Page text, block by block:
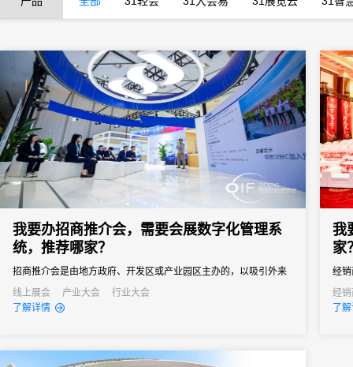
我要办招商推介会，需要会展数字化管理系
统，推荐哪家？
招商推介会是由地方政府、开发区或产业园区主办的，以吸引外来
投资、促进产业落地为核心目标的专题商务活动。参会客商涵盖世
界500强、行业龙头、投资机构和商会协会，单场活动潜在投资意
会务系统不...
线上展会 产业大会
行业大会
了解详情
我
家
经
品
解
经
了